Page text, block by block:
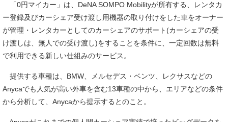
「0円マイカー」は、DeNA SOMPO Mobilityが所有する、レンタカ
ー登録及びカーシェア受け渡し用機器の取り付けをした車をオーナー
が管理・レンタカーとしてのカーシェアのサポート(カーシェアの受
け渡しは、無人での受け渡し)をすることを条件に、一定回数は無料
で利用できる新しい仕組みのサービス。
提供する車種は、BMW、メルセデス・ベンツ、レクサスなどの
Anycaでも人気が高い外車を含む13車種の中から、エリアなどの条件
から分析して、Anycaから提示するとのこと。